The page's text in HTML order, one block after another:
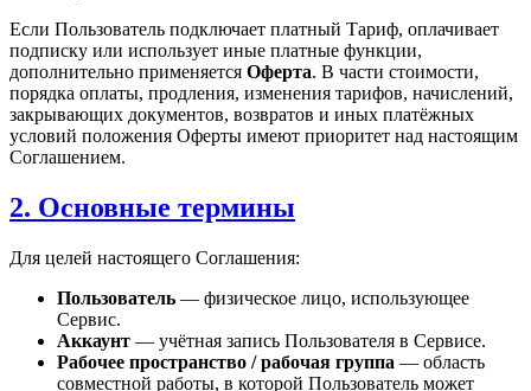
Если Пользователь подключает платный Тариф, оплачивает
подписку или использует иные платные функции,
дополнительно применяется Оферта. В части стоимости,
порядка оплаты, продления, изменения тарифов, начислений,
закрывающих документов, возвратов и иных платёжных
условий положения Оферты имеют приоритет над настоящим
Соглашением.
2. Основные термины
Для целей настоящего Соглашения:
Пользователь — физическое лицо, использующее
Сервис.
Аккаунт — учётная запись Пользователя в Сервисе.
Рабочее пространство / рабочая группа — область
совместной работы, в которой Пользователь может